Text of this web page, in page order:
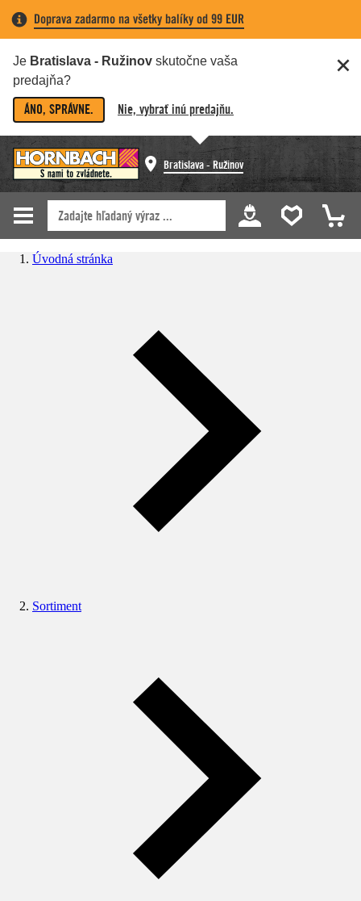
Doprava zadarmo na všetky balíky od 99 EUR
Je Bratislava - Ružinov skutočne vaša
predajňa?
ÁNO, SPRÁVNE. Nie, vybrať inú predajňu.
Bratislava - Ružinov
Úvodná stránka
Sortiment